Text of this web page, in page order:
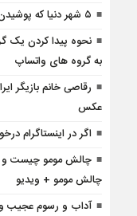
۵ شهر دنیا که پوشیدن لباس در آنها مطلقاً ممنوع است + عکس
نحوه پیدا کردن یک
به گروه های واتساپ
رقاصی خانم بازیگر
عکس
اگر در اینستاگرام
چالش مومو چیست و
چالش مومو + ویدیو
آداب و رسوم عجیب و